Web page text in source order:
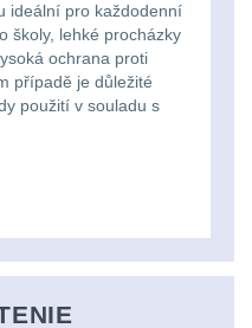
ideální pro každodenní
školy, lehké procházky
ochrana proti
případě je důležité
použití v souladu s